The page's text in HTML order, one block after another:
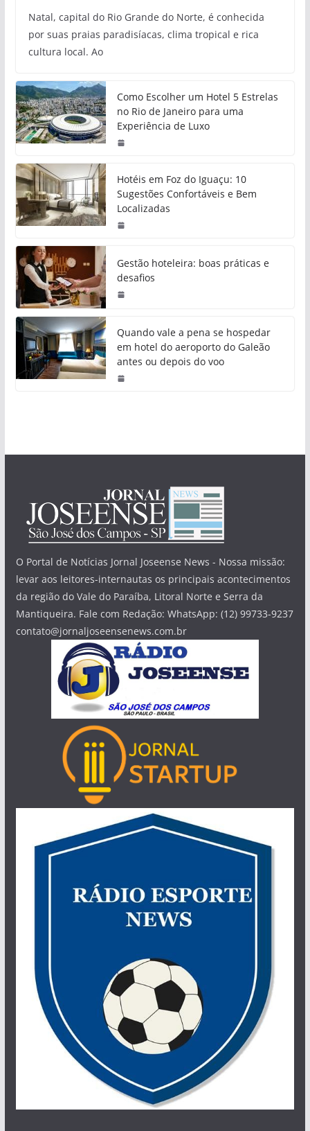
Natal, capital do Rio Grande do Norte, é conhecida
por suas praias paradisíacas, clima tropical e rica
cultura local. Ao
Como Escolher um Hotel 5 Estrelas
no Rio de Janeiro para uma
Experiência de Luxo
Hotéis em Foz do Iguaçu: 10
Sugestões Confortáveis e Bem
Localizadas
Gestão hoteleira: boas práticas e
desafios
Quando vale a pena se hospedar
em hotel do aeroporto do Galeão
antes ou depois do voo
O Portal de Notícias Jornal Joseense News - Nossa missão:
levar aos leitores-internautas os principais acontecimentos
da região do Vale do Paraíba, Litoral Norte e Serra da
Mantiqueira. Fale com Redação: WhatsApp: (12) 99733-9237
contato@jornaljoseensenews.com.br